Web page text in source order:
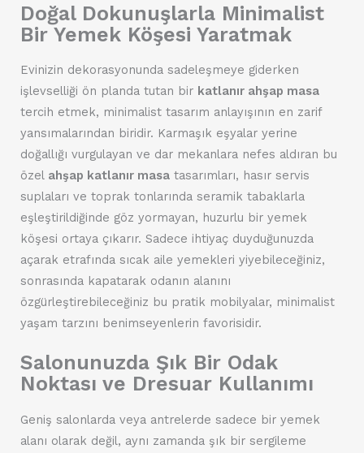
Doğal Dokunuşlarla Minimalist
Bir Yemek Köşesi Yaratmak
Evinizin dekorasyonunda sadeleşmeye giderken
işlevselliği ön planda tutan bir katlanır ahşap masa
tercih etmek, minimalist tasarım anlayışının en zarif
yansımalarından biridir. Karmaşık eşyalar yerine
doğallığı vurgulayan ve dar mekanlara nefes aldıran bu
özel ahşap katlanır masa tasarımları, hasır servis
suplaları ve toprak tonlarında seramik tabaklarla
eşleştirildiğinde göz yormayan, huzurlu bir yemek
köşesi ortaya çıkarır. Sadece ihtiyaç duyduğunuzda
açarak etrafında sıcak aile yemekleri yiyebileceğiniz,
sonrasında kapatarak odanın alanını
özgürleştirebileceğiniz bu pratik mobilyalar, minimalist
yaşam tarzını benimseyenlerin favorisidir.
Salonunuzda Şık Bir Odak
Noktası ve Dresuar Kullanımı
Geniş salonlarda veya antrelerde sadece bir yemek
alanı olarak değil, aynı zamanda şık bir sergileme